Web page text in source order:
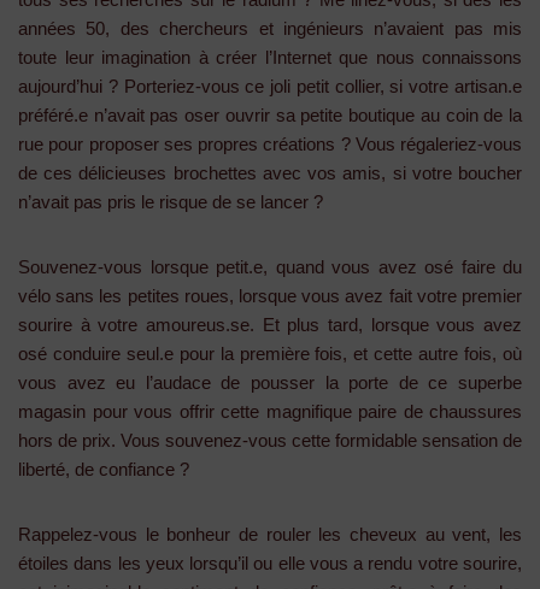
années 50, des chercheurs et ingénieurs n’avaient pas mis
toute leur imagination à créer l’Internet que nous connaissons
aujourd’hui ? Porteriez-vous ce joli petit collier, si votre artisan.e
préféré.e n’avait pas oser ouvrir sa petite boutique au coin de la
rue pour proposer ses propres créations ? Vous régaleriez-vous
de ces délicieuses brochettes avec vos amis, si votre boucher
n’avait pas pris le risque de se lancer ?
Souvenez-vous lorsque petit.e, quand vous avez osé faire du
vélo sans les petites roues, lorsque vous avez fait votre premier
sourire à votre amoureus.se. Et plus tard, lorsque vous avez
osé conduire seul.e pour la première fois, et cette autre fois, où
vous avez eu l’audace de pousser la porte de ce superbe
magasin pour vous offrir cette magnifique paire de chaussures
hors de prix. Vous souvenez-vous cette formidable sensation de
liberté, de confiance ?
Rappelez-vous le bonheur de rouler les cheveux au vent, les
étoiles dans les yeux lorsqu’il ou elle vous a rendu votre sourire,